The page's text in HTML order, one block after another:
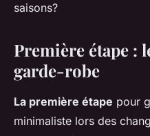
saisons?
Première étape :
garde-robe
La première étape pour
minimaliste lors des